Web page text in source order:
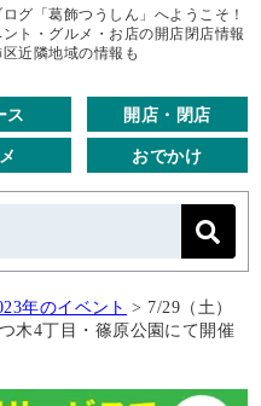
グ「葛飾つうしん」へようこそ！
ト・グルメ・お店の開店閉店情報
近隣地域の情報も
ス 開店・閉店
おでかけ
年のイベント > 7/29（土）
木4丁目・篠原公園にて開催